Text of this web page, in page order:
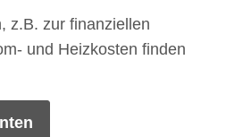
z.B. zur finanziellen
und Heizkosten finden